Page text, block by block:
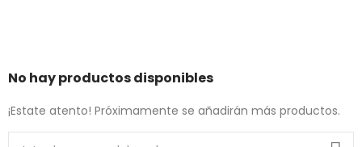
No hay productos disponibles
¡Estate atento! Próximamente se añadirán más productos.